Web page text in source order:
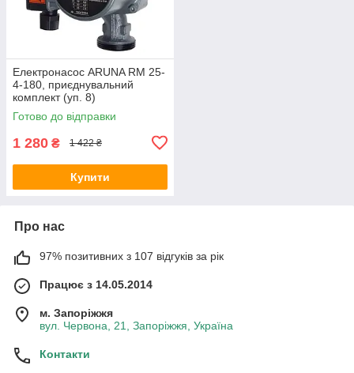
Електронасос ARUNA RM 25-
4-180, приєднувальний
комплект (уп. 8)
Готово до відправки
1 280 ₴ 1 422 ₴
Купити
Про нас
97% позитивних з 107 відгуків за рік
Працює з 14.05.2014
м. Запоріжжя
вул. Червона, 21, Запоріжжя, Україна
Контакти